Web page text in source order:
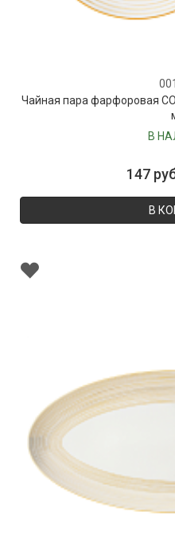
Чайная пара фарфоровая
В
147
В